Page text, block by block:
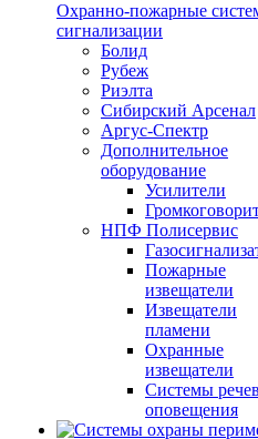
Охранно-пожарные
сигнализации
Болид
Рубеж
Риэлта
Сибирский Арсенал
Аргус-Спектр
Дополнительное
оборудование
Усилители
НПФ Полисервис
Пожарные
извещатели
Извещатели
пламени
Охранные
извещатели
Системы
оповещения